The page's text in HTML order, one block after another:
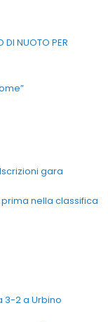
DI NUOTO PER
gara
nella classifica
3-2 a Urbino